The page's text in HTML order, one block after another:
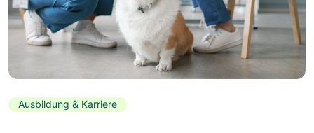
Ausbildung & Karriere